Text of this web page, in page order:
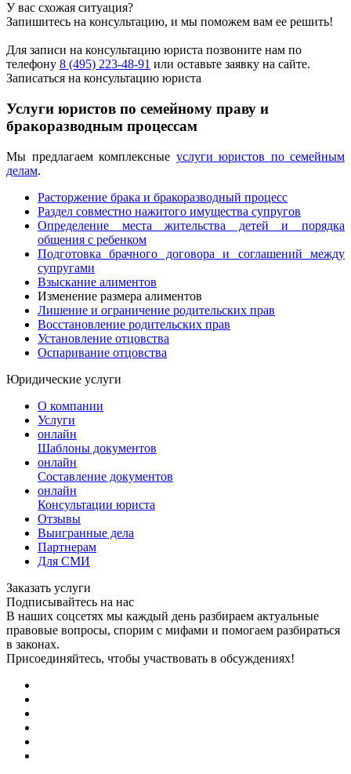
У вас схожая ситуация?
Запишитесь на консультацию, и мы поможем вам ее решить!
Для записи на консультацию юриста позвоните нам по
телефону 8 (495) 223-48-91 или оставьте заявку на сайте.
Записаться на консультацию юриста
Услуги юристов по семейному праву и
бракоразводным процессам
Мы предлагаем комплексные услуги юристов по семейным
делам.
Расторжение брака и бракоразводный процесс
Раздел совместно нажитого имущества супругов
Определение места жительства детей и порядка
общения с ребенком
Подготовка брачного договора и соглашений между
супругами
Взыскание алиментов
Изменение размера алиментов
Лишение и ограничение родительских прав
Восстановление родительских прав
Установление отцовства
Оспаривание отцовства
Юридические услуги
О компании
Услуги
онлайн
Шаблоны документов
онлайн
Составление документов
онлайн
Консультации юриста
Отзывы
Выигранные дела
Партнерам
Для СМИ
Заказать услуги
Подписывайтесь на нас
В наших соцсетях мы каждый день разбираем актуальные
правовые вопросы, спорим с мифами и помогаем разбираться
в законах.
Присоединяйтесь, чтобы участвовать в обсуждениях!